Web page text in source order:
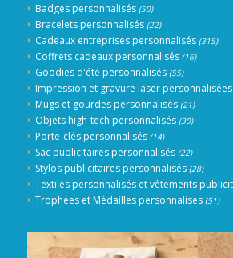
Badges personnalisés (50)
Bracelets personnalisés (22)
Cadeaux entreprises personnalisés (315)
Coffrets cadeaux personnalisés (16)
Goodies d'été personnalisés (55)
Impression et gravure laser personnalisées
Mugs et gourdes personnalisés (21)
Objets high-tech personnalisés (30)
Porte-clés personnalisés (14)
Sac publicitaires personnalisés (22)
Stylos publicitaires personnalisés (28)
Textiles personnalisés et vêtements
Trophées et Médailles personnalisés (51)